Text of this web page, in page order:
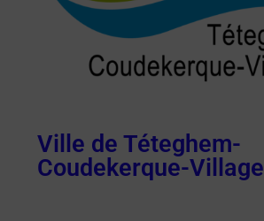
Ville de Téteghem-
Coudekerque-Village